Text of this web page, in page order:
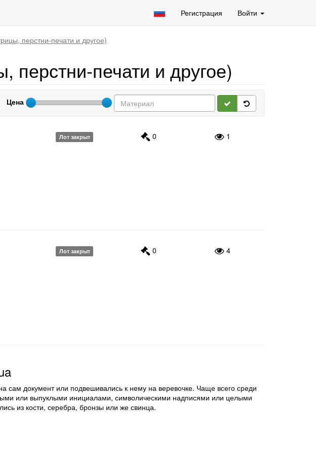
Регистрация Войти
перстни-печати и другое)
перстни-печати и другое)
Цена
Лот закрыт 0 1
Лот закрыт 0 4
сам документ или подвешивались к нему на веревочке. Чаще всего среди
или выпуклыми инициалами, символическими надписями или целыми
из кости, серебра, бронзы или же свинца.